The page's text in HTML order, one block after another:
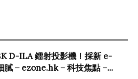
D-ILA 鐳射投影機！採新 e-
膩 – ezone.hk – 科技焦點 –...